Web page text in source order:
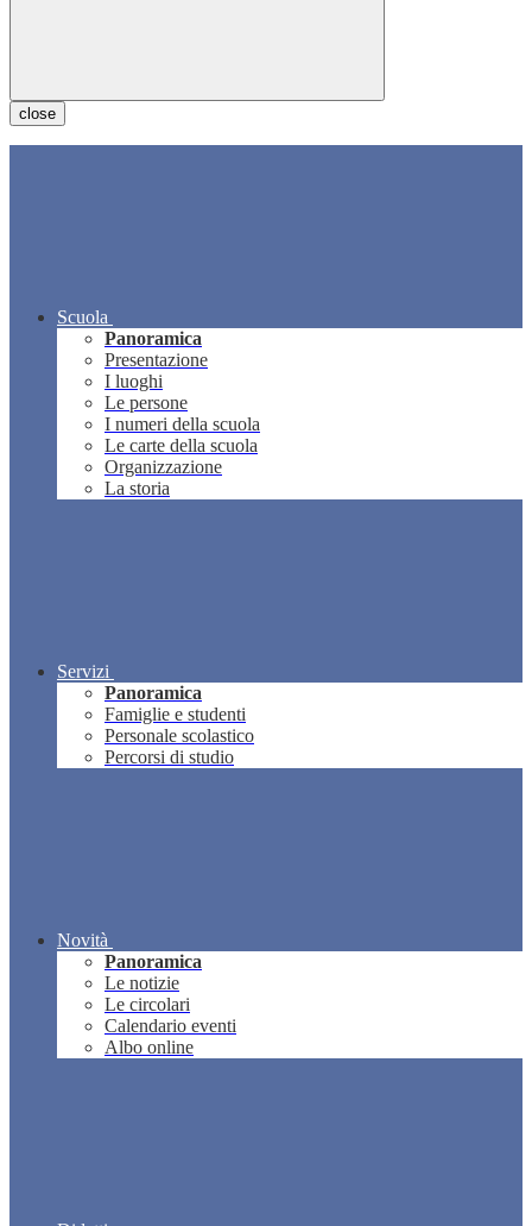
close
Scuola
Panoramica
Presentazione
I luoghi
Le persone
I numeri della scuola
Le carte della scuola
Organizzazione
La storia
Servizi
Panoramica
Famiglie e studenti
Personale scolastico
Percorsi di studio
Novità
Panoramica
Le notizie
Le circolari
Calendario eventi
Albo online